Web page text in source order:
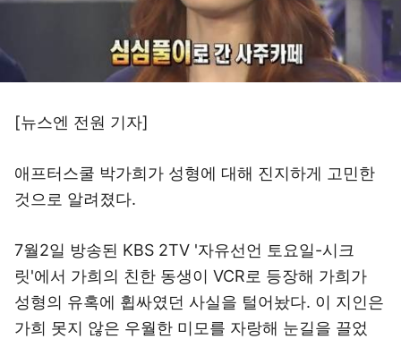
[뉴스엔 전원 기자]
애프터스쿨 박가희가 성형에 대해 진지하게 고민한
것으로 알려졌다.
7월2일 방송된 KBS 2TV '자유선언 토요일-시크
릿'에서 가희의 친한 동생이 VCR로 등장해 가희가
성형의 유혹에 휩싸였던 사실을 털어놨다. 이 지인은
가희 못지 않은 우월한 미모를 자랑해 눈길을 끌었